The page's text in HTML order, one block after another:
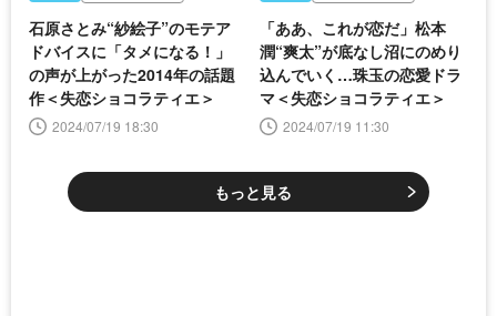
石原さとみ“紗絵子”のモテア
ドバイスに「タメになる！」
の声が上がった2014年の話題
作＜失恋ショコラティエ＞
2024/07/19 18:30
「ああ、これが恋だ」松本
潤“爽太”が底なし沼にのめり
込んでいく…珠玉の恋愛ドラ
マ＜失恋ショコラティエ＞
2024/07/19 11:30
もっと見る